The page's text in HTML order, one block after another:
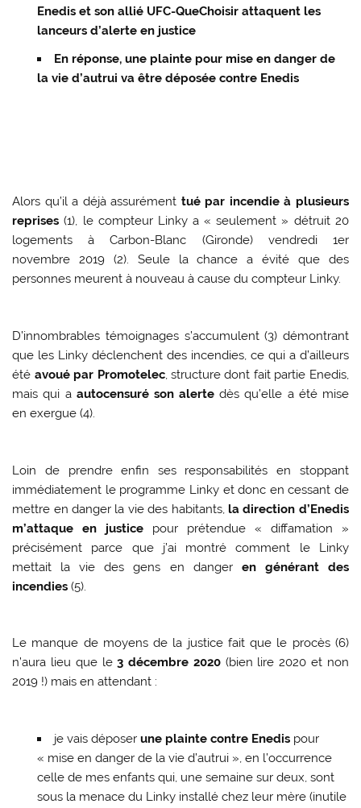
Enedis et son allié UFC-QueChoisir attaquent les
lanceurs d’alerte en justice
En réponse, une plainte pour mise en danger de
la vie d’autrui va être déposée contre Enedis
Alors qu’il a déjà assurément tué par incendie à plusieurs
reprises (1), le compteur Linky a « seulement » détruit 20
logements à Carbon-Blanc (Gironde) vendredi 1er
novembre 2019 (2). Seule la chance a évité que des
personnes meurent à nouveau à cause du compteur Linky.
D’innombrables témoignages s’accumulent (3) démontrant
que les Linky déclenchent des incendies, ce qui a d’ailleurs
été avoué par Promotelec, structure dont fait partie Enedis,
mais qui a autocensuré son alerte dès qu’elle a été mise
en exergue (4).
Loin de prendre enfin ses responsabilités en stoppant
immédiatement le programme Linky et donc en cessant de
mettre en danger la vie des habitants, la direction d’Enedis
m’attaque en justice pour prétendue « diffamation »
précisément parce que j’ai montré comment le Linky
mettait la vie des gens en danger en générant des
incendies (5).
Le manque de moyens de la justice fait que le procès (6)
n’aura lieu que le3 décembre 2020(bien lire 2020 et non
2019 !) mais en attendant :
je vais déposer une plainte contre Enedispour
« mise en danger de la vie d’autrui », en l’occurrence
celle de mes enfants qui, une semaine sur deux, sont
sous la menace du Linky installé chez leur mère (inutile